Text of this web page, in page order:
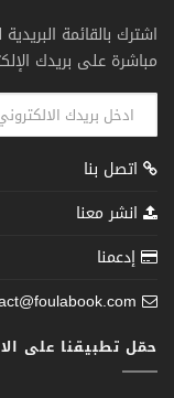
اشترك بالقائمة
مباشرة على بريدك
اتصل بنا
انشر معنا
إدعمنا
حمّل تطبيقنا على